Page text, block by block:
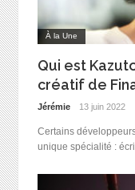
À la Une
Qui est
créatif de
Jérémie 13 juin 2022
Certains
unique spécialité :